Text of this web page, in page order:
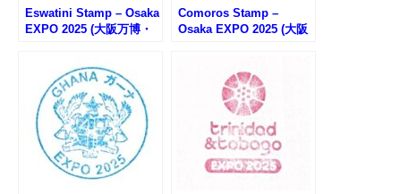
Eswatini Stamp – Osaka
EXPO 2025 (大阪万博・
Comoros Stamp –
Osaka EXPO 2025 (大阪